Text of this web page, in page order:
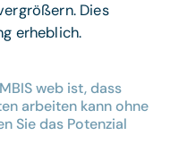
Dies
erheblich.
web ist, dass
arbeiten kann ohne
Sie das Potenzial